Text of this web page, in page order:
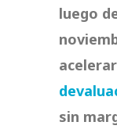
luego
sin